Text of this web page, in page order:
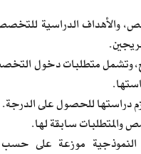
والأهداف الدراسية
وتشمل متطلبات دخول
دراستها للحصول على الدرجة.
والمتطلبات سابقة لها.
موزعة على